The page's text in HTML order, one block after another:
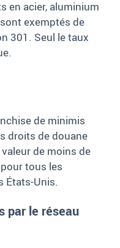
en acier, aluminium
exemptés de
301. Seul le taux
de minimis
droits de douane
de moins de
tous les
États-Unis.
par le réseau